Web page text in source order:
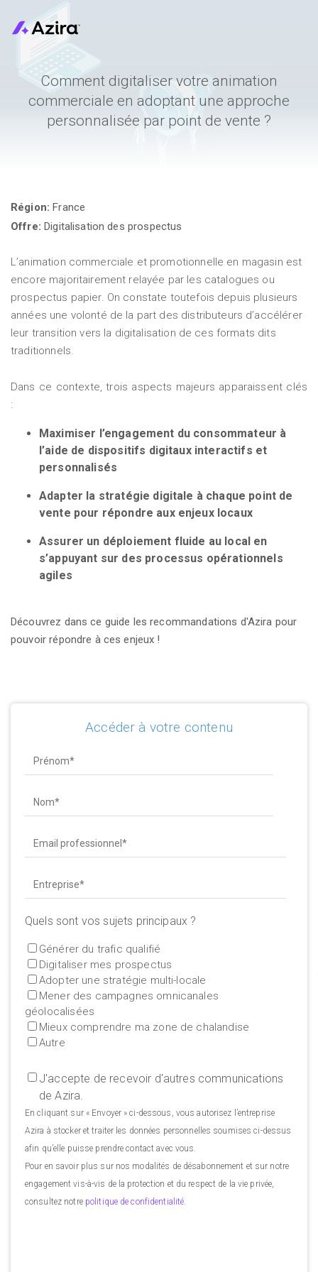
Comment digitaliser votre animation
commerciale en adoptant une approche
personnalisée par point de vente ?
Région:France
Offre: Digitalisation des prospectus
L’animation commerciale et promotionnelle en magasin est
encore majoritairement relayée par les catalogues ou
prospectus papier. On constate toutefois depuis plusieurs
années une volonté de la part des distributeurs d’accélérer
leur transition vers la digitalisation de ces formats dits
traditionnels.
Dans ce contexte, trois aspects majeurs apparaissent clés
:
Maximiser l’engagement du consommateur à
l’aide de dispositifs digitaux interactifs et
personnalisés
Adapter la stratégie digitale à chaque point de
vente pour répondre aux enjeux locaux
Assurer un déploiement fluide au local en
s’appuyant sur des processus opérationnels
agiles
Découvrez dans ce guide les recommandations d'Azira pour
pouvoir répondre à ces enjeux !
Accéder à votre contenu
Quels sont vos sujets principaux ?
Générer du trafic qualifié
Digitaliser mes prospectus
Adopter une stratégie multi-locale
Mener des campagnes omnicanales
géolocalisées
Mieux comprendre ma zone de chalandise
Autre
J'accepte de recevoir d'autres communications
de Azira.
En cliquant sur « Envoyer » ci-dessous, vous autorisez l’entreprise
Azira à stocker et traiter les données personnelles soumises ci-dessus
afin qu’elle puisse prendre contact avec vous.
Pour en savoir plus sur nos modalités de désabonnement et sur notre
engagement vis-à-vis de la protection et du respect de la vie privée,
consultez notre politique de confidentialité.